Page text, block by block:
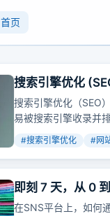
首页
搜索引擎优化
搜索引擎优化（SEO
易被搜索引擎收录并
#搜索引擎优化 #网
即刻 7 天，从 0
在SNS平台上，如何